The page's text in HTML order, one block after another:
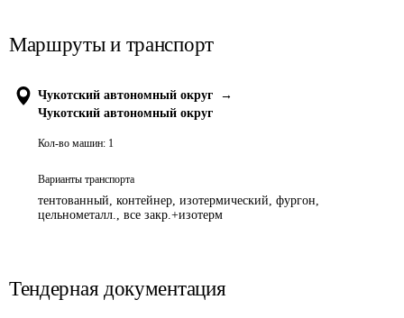
Маршруты и транспорт
Чукотский автономный округ
→
Чукотский автономный округ
Кол-во машин: 1
Варианты транспорта
тентованный, контейнер, изотермический, фургон,
цельнометалл., все закр.+изотерм
Тендерная документация